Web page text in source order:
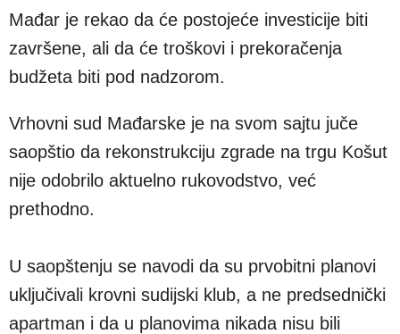
Mađar je rekao da će postojeće investicije biti
završene, ali da će troškovi i prekoračenja
budžeta biti pod nadzorom.
Vrhovni sud Mađarske je na svom sajtu juče
saopštio da rekonstrukciju zgrade na trgu Košut
nije odobrilo aktuelno rukovodstvo, već
prethodno.
U saopštenju se navodi da su prvobitni planovi
uključivali krovni sudijski klub, a ne predsednički
apartman i da u planovima nikada nisu bili